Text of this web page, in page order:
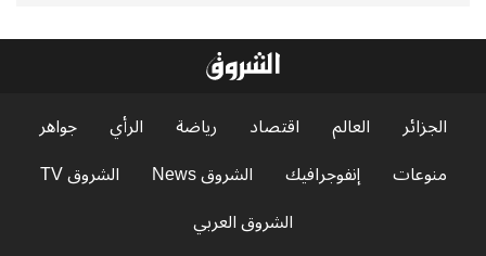
الجزائر العالم اقتصاد رياضة الرأي
جواهر
منوعات
إنفوجرافيك الشروق News
الشروق TV
الشروق العربي